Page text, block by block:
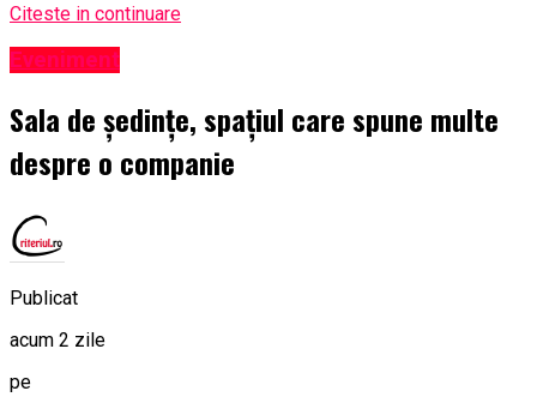
Citeste in continuare
Eveniment
Sala de ședințe, spațiul care spune multe
despre o companie
Publicat
acum 2 zile
pe